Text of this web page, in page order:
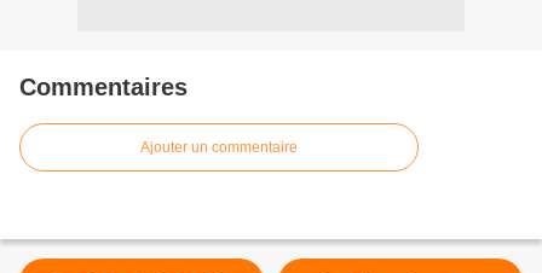
Commentaires
Ajouter un commentaire